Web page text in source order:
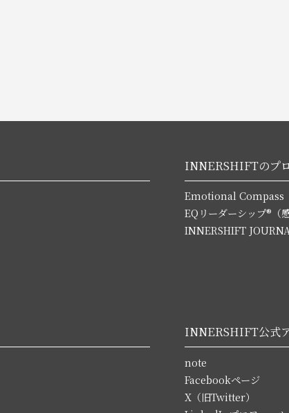
INNERSHIFTのプ
Emotional Compass（
EQリーダーシップ®（
INNERSHIFT
INNERSHIFT公式
note
Facebookページ
X（旧Twitter）